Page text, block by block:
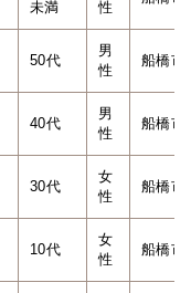
未満
性
50代
男
性
船橋市
40代
男
性
船橋市
30代
女
性
船橋市
10代
女
性
船橋市